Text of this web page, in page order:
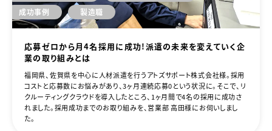
成功事例
製造職
応募ゼロから月4名採用に成功！派遣の未来を変えていく企
業の取り組みとは
福岡県、佐賀県を中心に人材派遣を行うアトズサポート株式会社様。採用
コストと応募数にお悩みがあり、3ヶ月連続応募0という状況に。そこで、リ
クルーティングクラウドを導入したところ、１ヶ月間で4名の採用に成功さ
れました。採用成功までのお取り組みを、営業部 高田様にお伺いしまし
た。